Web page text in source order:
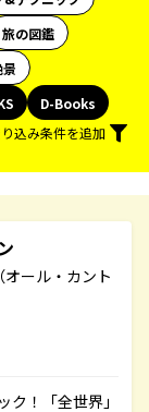
旅の図鑑
D-Books
込み条件を追加
ール・カント
！「全世界」